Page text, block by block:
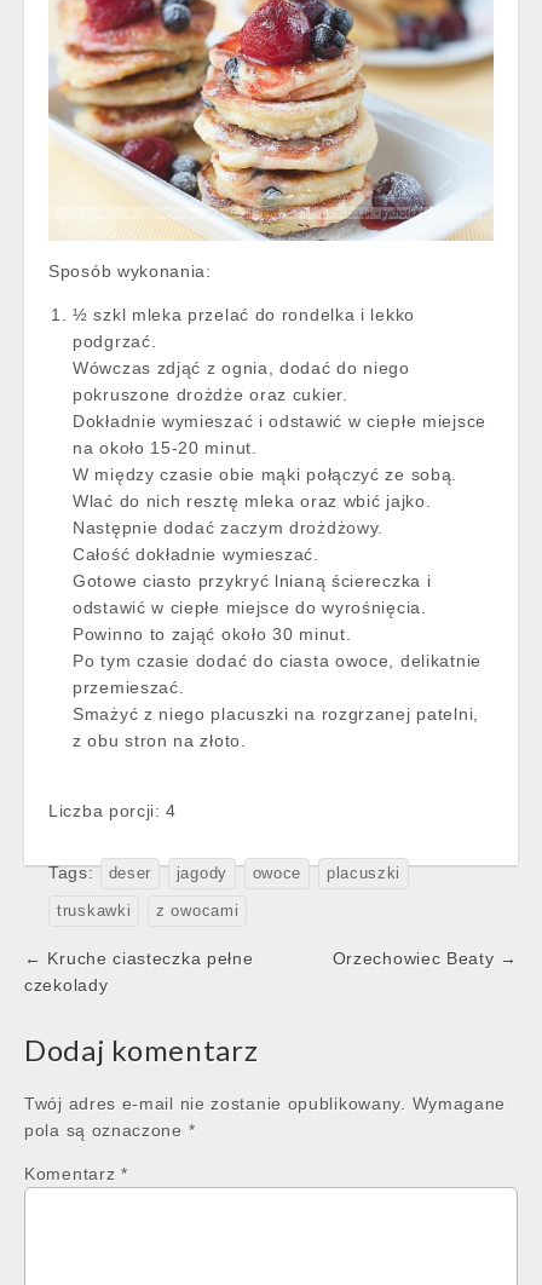
Sposób wykonania:
½ szkl mleka przelać do rondelka i lekko
podgrzać.
Wówczas zdjąć z ognia, dodać do niego
pokruszone drożdże oraz cukier.
Dokładnie wymieszać i odstawić w ciepłe miejsce
na około 15-20 minut.
W między czasie obie mąki połączyć ze sobą.
Wlać do nich resztę mleka oraz wbić jajko.
Następnie dodać zaczym drożdżowy.
Całość dokładnie wymieszać.
Gotowe ciasto przykryć lnianą ściereczka i
odstawić w ciepłe miejsce do wyrośnięcia.
Powinno to zająć około 30 minut.
Po tym czasie dodać do ciasta owoce, delikatnie
przemieszać.
Smażyć z niego placuszki na rozgrzanej patelni,
z obu stron na złoto.
Liczba porcji: 4
Tags: deser jagody owoce placuszki
truskawki z owocami
Post
navigation
← Kruche ciasteczka pełne
czekolady
Orzechowiec Beaty →
Dodaj komentarz
Twój adres e-mail nie zostanie opublikowany. Wymagane
pola są oznaczone *
Komentarz *